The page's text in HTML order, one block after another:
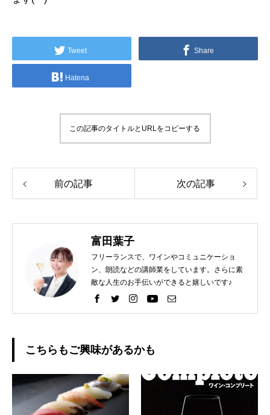
Tweet Share
Hatena
この記事のタイトルとURLをコピーする
前の記事 次の記事
富田葉子
フリーランスで、ワインやコミュニケーショ
ン、朗読などの講師業をしています。さらに素
敵な人生のお手伝いができると嬉しいです♪
こちらもご興味があるかも